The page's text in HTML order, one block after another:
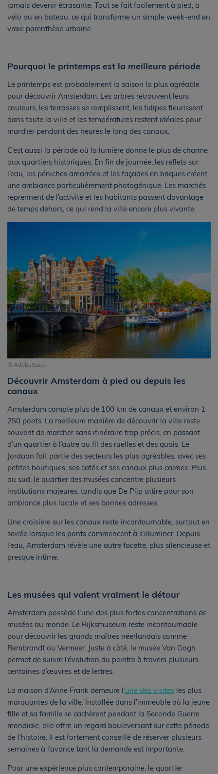
jamais devenir écrasante. Tout se fait facilement à pied, à
vélo ou en bateau, ce qui transforme un simple week-end en
vraie parenthèse urbaine.
Pourquoi le printemps est la meilleure période
Le printemps est probablement la saison la plus agréable
pour découvrir Amsterdam. Les arbres retrouvent leurs
couleurs, les terrasses se remplissent, les tulipes fleurissent
dans toute la ville et les températures restent idéales pour
marcher pendant des heures le long des canaux.
C’est aussi la période où la lumière donne le plus de charme
aux quartiers historiques. En fin de journée, les reflets sur
l’eau, les péniches amarrées et les façades en briques créent
une ambiance particulièrement photogénique. Les marchés
reprennent de l’activité et les habitants passent davantage
de temps dehors, ce qui rend la ville encore plus vivante.
© AdobeStock
Découvrir Amsterdam à pied ou depuis les
canaux
Amsterdam compte plus de 100 km de canaux et environ 1
250 ponts. La meilleure manière de découvrir la ville reste
souvent de marcher sans itinéraire trop précis, en passant
d’un quartier à l’autre au fil des ruelles et des quais. Le
Jordaan fait partie des secteurs les plus agréables, avec ses
petites boutiques, ses cafés et ses canaux plus calmes. Plus
au sud, le quartier des musées concentre plusieurs
institutions majeures, tandis que De Pijp attire pour son
ambiance plus locale et ses bonnes adresses.
Une croisière sur les canaux reste incontournable, surtout en
soirée lorsque les ponts commencent à s’illuminer. Depuis
l’eau, Amsterdam révèle une autre facette, plus silencieuse et
presque intime.
Les musées qui valent vraiment le détour
Amsterdam possède l’une des plus fortes concentrations de
musées au monde. Le Rijksmuseum reste incontournable
pour découvrir les grands maîtres néerlandais comme
Rembrandt ou Vermeer. Juste à côté, le musée Van Gogh
permet de suivre l’évolution du peintre à travers plusieurs
centaines d’œuvres et de lettres.
La maison d’Anne Frank demeure l’une des visites les plus
marquantes de la ville. Installée dans l’immeuble où la jeune
fille et sa famille se cachèrent pendant la Seconde Guerre
mondiale, elle offre un regard bouleversant sur cette période
de l’histoire. Il est fortement conseillé de réserver plusieurs
semaines à l’avance tant la demande est importante.
Pour une expérience plus contemporaine, le quartier